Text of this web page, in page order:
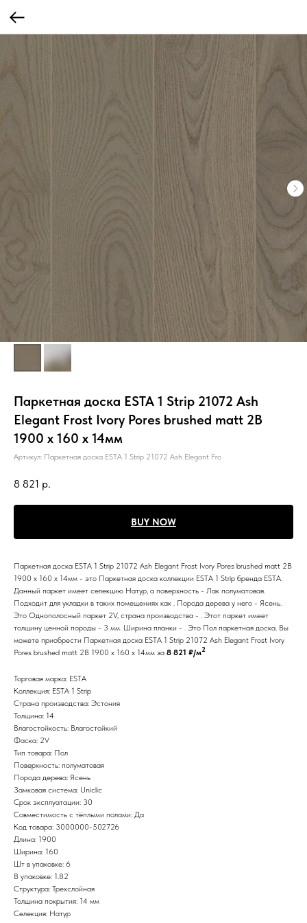
Паркетная доска ESTA 1 Strip 21072 Ash
Elegant Frost Ivory Pores brushed matt 2B
1900 x 160 x 14мм
Артикул: Паркетная доска ESTA 1 Strip 21072 Ash Elegant Fro
8 821 р.
BUY NOW
Паркетная доска ESTA 1 Strip 21072 Ash Elegant Frost Ivory Pores brushed matt 2B
1900 x 160 x 14мм - это Паркетная доска коллекции ESTA 1 Strip бренда ESTA.
Данный паркет имеет селекцию Натур, а поверхность - Лак полуматовая.
Подходит для укладки в таких помещениях как . Порода дерева у него - Ясень.
Это Однополосный паркет 2V, страна производства - . Этот паркет имеет
толщину ценной породы - 3 мм. Ширина планки - . Это Пол паркетная доска. Вы
можете приобрести Паркетная доска ESTA 1 Strip 21072 Ash Elegant Frost Ivory
Pores brushed matt 2B 1900 x 160 x 14мм за 8 821 ₽/м2
Торговая марка: ESTA
Коллекция: ESTA 1 Strip
Страна производства: Эстония
Толщина: 14
Влагостойкость: Влагостойкий
Фаска: 2V
Тип товара: Пол
Поверхность: полуматовая
Порода дерева: Ясень
Замковая система: Uniclic
Срок эксплуатации: 30
Совместимость с тёплыми полами: Да
Код товара: 3000000-502726
Длина: 1900
Ширина: 160
Шт в упаковке: 6
В упаковке: 1.82
Структура: Трехслойная
Толщина покрытия: 14 мм
Селекция: Натур